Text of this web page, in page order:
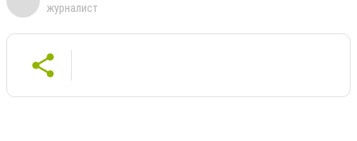
журналист